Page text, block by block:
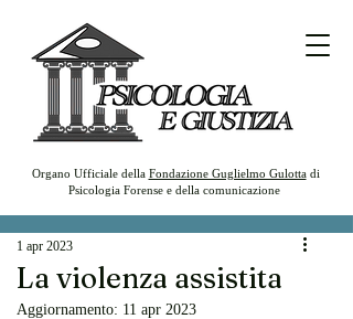
Organo Ufficiale della Fondazione Guglielmo Gulottadi
Psicologia Forense e della comunicazione
La violenza assistita
1 apr 2023
Aggiornamento: 11 apr 2023